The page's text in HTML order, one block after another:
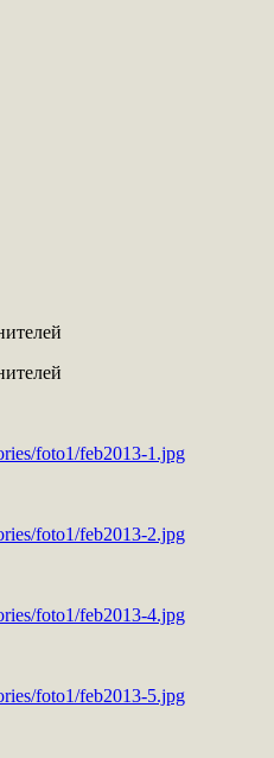
foto1/feb2013-1.jpg
foto1/feb2013-2.jpg
foto1/feb2013-4.jpg
foto1/feb2013-5.jpg